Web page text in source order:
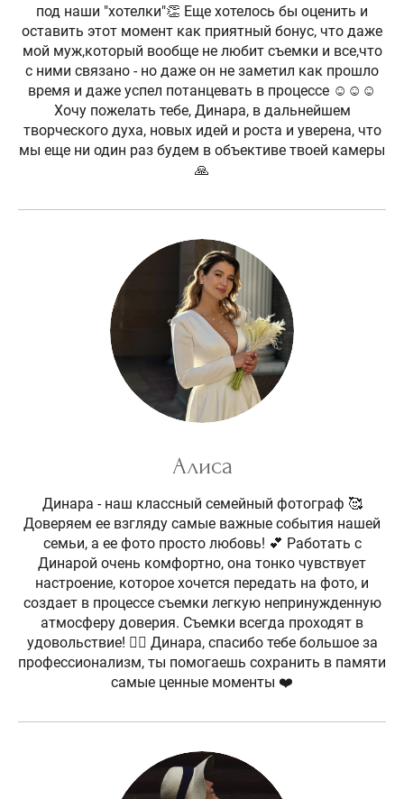
под наши "хотелки"👏 Еще хотелось бы оценить и
оставить этот момент как приятный бонус, что даже
мой муж,который вообще не любит съемки и все,что
с ними связано - но даже он не заметил как прошло
время и даже успел потанцевать в процессе ☺️☺️☺️
Хочу пожелать тебе, Динара, в дальнейшем
творческого духа, новых идей и роста и уверена, что
мы еще ни один раз будем в объективе твоей камеры
🙏
Алиса
Динара - наш классный семейный фотограф 🥰
Доверяем ее взгляду самые важные события нашей
семьи, а ее фото просто любовь! 💕 Работать с
Динарой очень комфортно, она тонко чувствует
настроение, которое хочется передать на фото, и
создает в процессе съемки легкую непринужденную
атмосферу доверия. Съемки всегда проходят в
удовольствие! 👌🏼 Динара, спасибо тебе большое за
профессионализм, ты помогаешь сохранить в памяти
самые ценные моменты ❤️